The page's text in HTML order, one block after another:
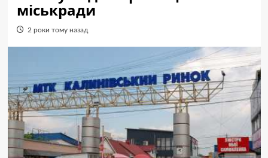
міськради
2 роки тому назад